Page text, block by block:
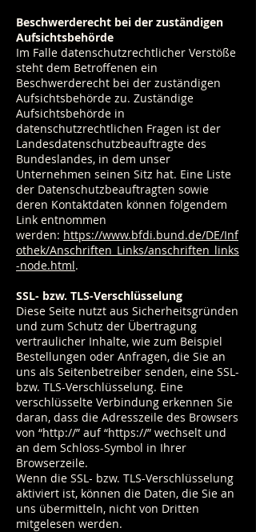
Beschwerderecht bei der zuständigen
Aufsichtsbehörde
Im Falle datenschutzrechtlicher Verstöße
steht dem Betroffenen ein
Beschwerderecht bei der zuständigen
Aufsichtsbehörde zu. Zuständige
Aufsichtsbehörde in
datenschutzrechtlichen Fragen ist der
Landesdatenschutzbeauftragte des
Bundeslandes, in dem unser
Unternehmen seinen Sitz hat. Eine Liste
der Datenschutzbeauftragten sowie
deren Kontaktdaten können folgendem
Link entnommen
werden: https://www.bfdi.bund.de/DE/Inf
othek/Anschriften_Links/anschriften_links
-node.html.
SSL- bzw. TLS-Verschlüsselung
Diese Seite nutzt aus Sicherheitsgründen
und zum Schutz der Übertragung
vertraulicher Inhalte, wie zum Beispiel
Bestellungen oder Anfragen, die Sie an
uns als Seitenbetreiber senden, eine SSL-
bzw. TLS-Verschlüsselung. Eine
verschlüsselte Verbindung erkennen Sie
daran, dass die Adresszeile des Browsers
von “http://” auf “https://” wechselt und
an dem Schloss-Symbol in Ihrer
Browserzeile.
Wenn die SSL- bzw. TLS-Verschlüsselung
aktiviert ist, können die Daten, die Sie an
uns übermitteln, nicht von Dritten
mitgelesen werden.